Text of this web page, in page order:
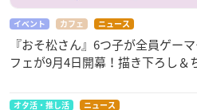
イベント カフェ ニュース
『おそ松さん』6つ子が全員ゲー
フェが9月4日開幕！描き下ろし＆
オタ活・推し活 ニュース